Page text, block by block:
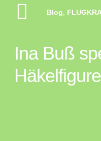
Blog
Ina Buß